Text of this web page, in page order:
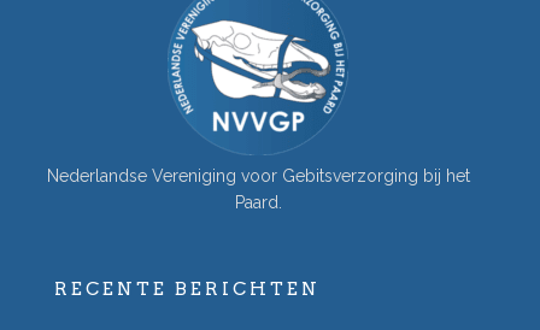
Nederlandse Vereniging voor Gebitsverzorging bij het
Paard.
RECENTE BERICHTEN